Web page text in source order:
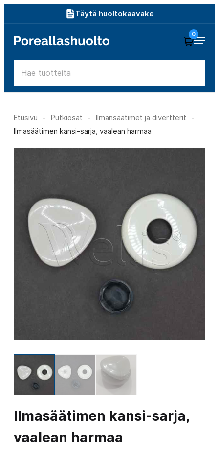
sisältöön
Täytä huoltokaavake
Poreallashuolto
0
Etusivu - Putkiosat - Ilmansäätimet ja divertterit
-
Ilmasäätimen kansi-sarja, vaalean harmaa
Ilmasäätimen kansi-sarja,
vaalean harmaa